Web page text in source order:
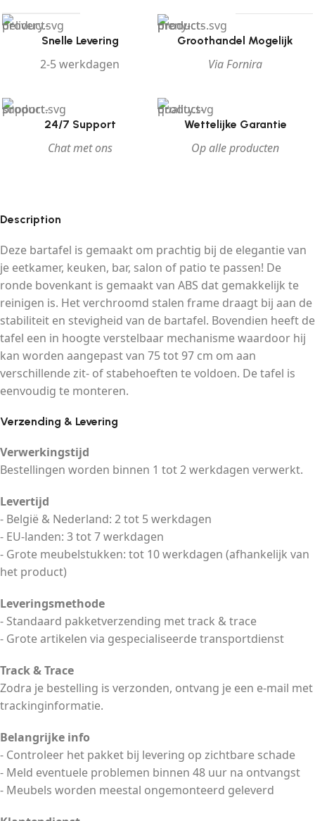
Snelle Levering
2-5 werkdagen
Groothandel Mogelijk
Via Fornira
24/7 Support
Chat met ons
Wettelijke Garantie
Op alle producten
Description
Deze bartafel is gemaakt om prachtig bij de elegantie van
je eetkamer, keuken, bar, salon of patio te passen! De
ronde bovenkant is gemaakt van ABS dat gemakkelijk te
reinigen is. Het verchroomd stalen frame draagt bij aan de
stabiliteit en stevigheid van de bartafel. Bovendien heeft de
tafel een in hoogte verstelbaar mechanisme waardoor hij
kan worden aangepast van 75 tot 97 cm om aan
verschillende zit- of stabehoeften te voldoen. De tafel is
eenvoudig te monteren.
Verzending & Levering
Verwerkingstijd
Bestellingen worden binnen 1 tot 2 werkdagen verwerkt.
Levertijd
- België & Nederland: 2 tot 5 werkdagen
- EU-landen: 3 tot 7 werkdagen
- Grote meubelstukken: tot 10 werkdagen (afhankelijk van
het product)
Leveringsmethode
- Standaard pakketverzending met track & trace
- Grote artikelen via gespecialiseerde transportdienst
Track & Trace
Zodra je bestelling is verzonden, ontvang je een e-mail met
trackinginformatie.
Belangrijke info
- Controleer het pakket bij levering op zichtbare schade
- Meld eventuele problemen binnen 48 uur na ontvangst
- Meubels worden meestal ongemonteerd geleverd